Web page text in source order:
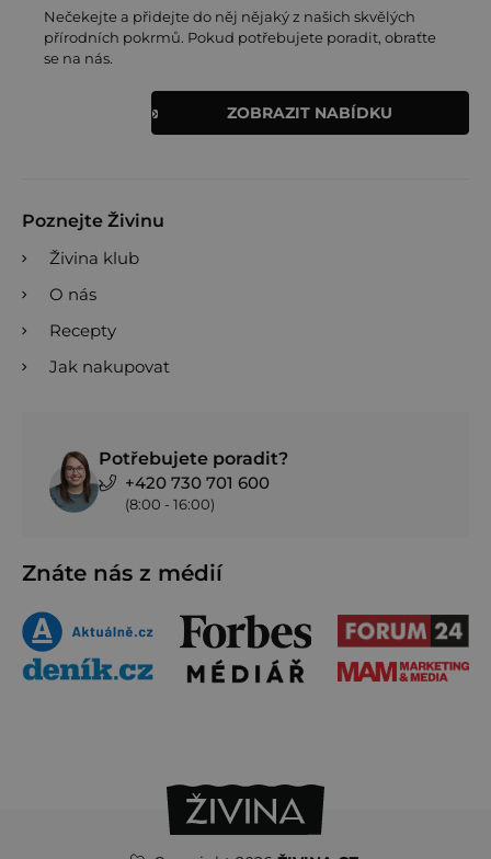
Nečekejte a přidejte do něj nějaký z našich skvělých
přírodních pokrmů. Pokud potřebujete poradit, obraťte
se na nás.
ZOBRAZIT NABÍDKU
Poznejte Živinu
Živina klub
O nás
Recepty
Jak nakupovat
Potřebujete poradit?
+420 730 701 600
(8:00 - 16:00)
Znáte nás z médií